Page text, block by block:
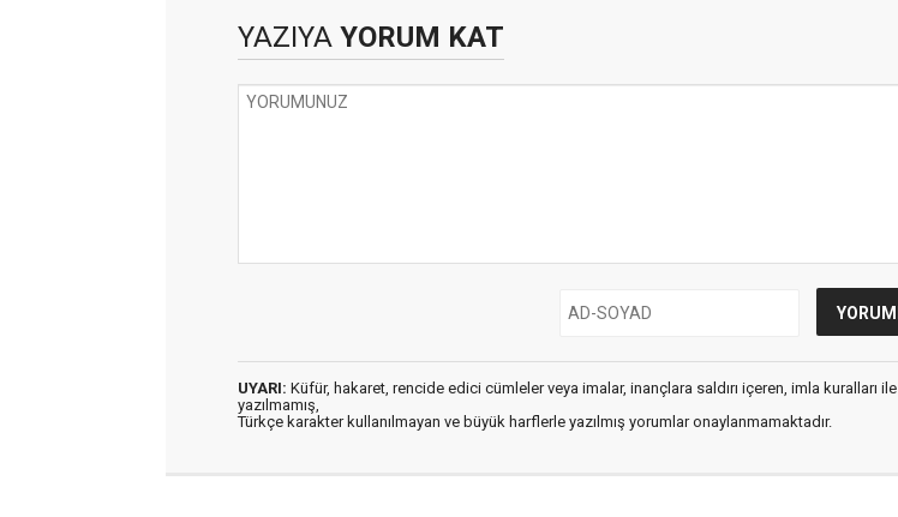
YAZIYA YORUM KAT
UYARI: Küfür, hakaret, rencide edici cümleler veya imalar, inançlara saldırı içeren, imla kuralları ile
yazılmamış,
Türkçe karakter kullanılmayan ve büyük harflerle yazılmış yorumlar onaylanmamaktadır.